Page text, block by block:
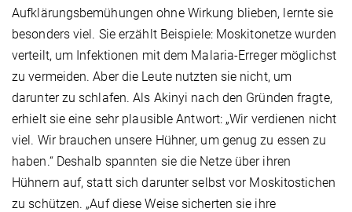
Aufklärungsbemühungen ohne Wirkung blieben, lernte sie
besonders viel. Sie erzählt Beispiele: Moskitonetze wurden
verteilt, um Infektionen mit dem Malaria-Erreger möglichst
zu vermeiden. Aber die Leute nutzten sie nicht, um
darunter zu schlafen. Als Akinyi nach den Gründen fragte,
erhielt sie eine sehr plausible Antwort: „Wir verdienen nicht
viel. Wir brauchen unsere Hühner, um genug zu essen zu
haben.“ Deshalb spannten sie die Netze über ihren
Hühnern auf, statt sich darunter selbst vor Moskitostichen
zu schützen. „Auf diese Weise sicherten sie ihre